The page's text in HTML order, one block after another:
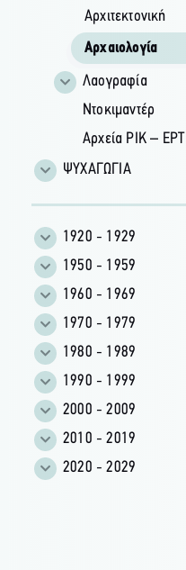
Αρχιτεκτονική
Αρχαιολογία
Λαογραφία
Ντοκιμαντέρ
Αρχεία ΡΙΚ – ΕΡΤ
ΨΥΧΑΓΩΓΙΑ
1920 - 1929
1950 - 1959
1960 - 1969
1970 - 1979
1980 - 1989
1990 - 1999
2000 - 2009
2010 - 2019
2020 - 2029